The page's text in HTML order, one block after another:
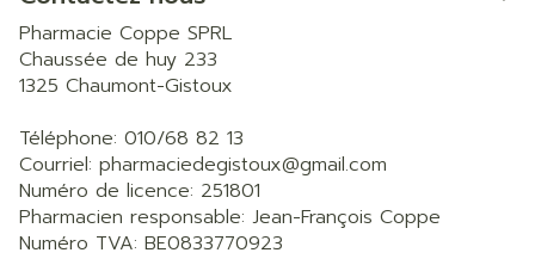
Pharmacie Coppe SPRL
Chaussée de huy 233
1325 Chaumont-Gistoux
Téléphone: 010/68 82 13
Courriel: pharmaciedegistoux@gmail.com
Numéro de licence: 251801
Pharmacien responsable: Jean-François Coppe
Numéro TVA: BE0833770923